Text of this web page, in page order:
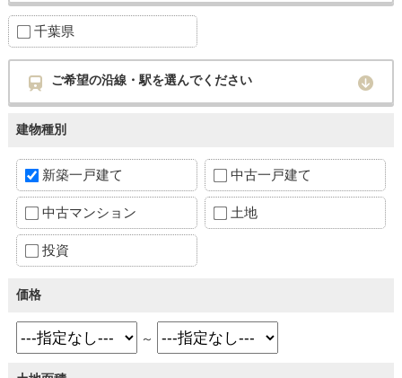
千葉県
ご希望の沿線・駅を選んでください
建物種別
新築一戸建て 中古一戸建て
中古マンション 土地
投資
価格
～